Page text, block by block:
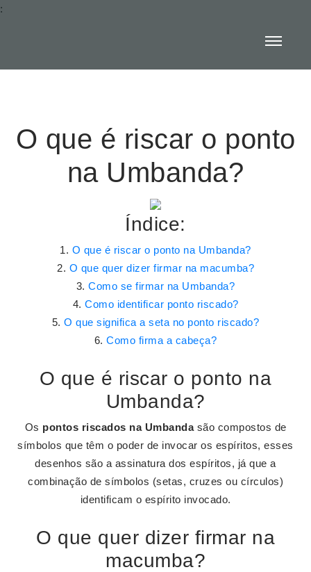
:
O que é riscar o ponto
na Umbanda?
Índice:
O que é riscar o ponto na Umbanda?
O que quer dizer firmar na macumba?
Como se firmar na Umbanda?
Como identificar ponto riscado?
O que significa a seta no ponto riscado?
Como firma a cabeça?
O que é riscar o ponto na
Umbanda?
Os pontos riscados na Umbandasão compostos de
símbolos que têm o poder de invocar os espíritos, esses
desenhos são a assinatura dos espíritos, já que a
combinação de símbolos (setas, cruzes ou círculos)
identificam o espírito invocado.
O que quer dizer firmar na
macumba?